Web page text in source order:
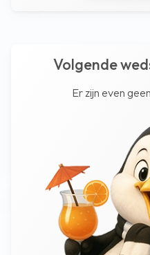
Volgende
Er zijn even